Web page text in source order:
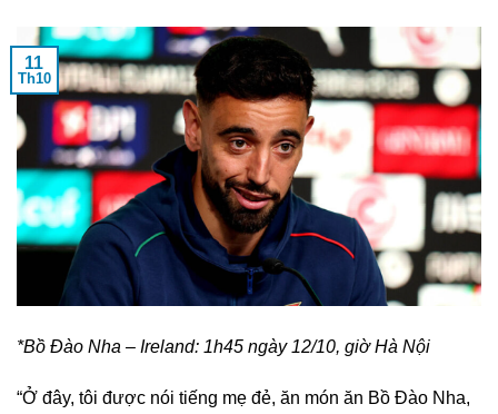
11
Th10
*Bồ Đào Nha – Ireland: 1h45 ngày 12/10, giờ Hà Nội
“Ở đây, tôi được nói tiếng mẹ đẻ, ăn món ăn Bồ Đào Nha,